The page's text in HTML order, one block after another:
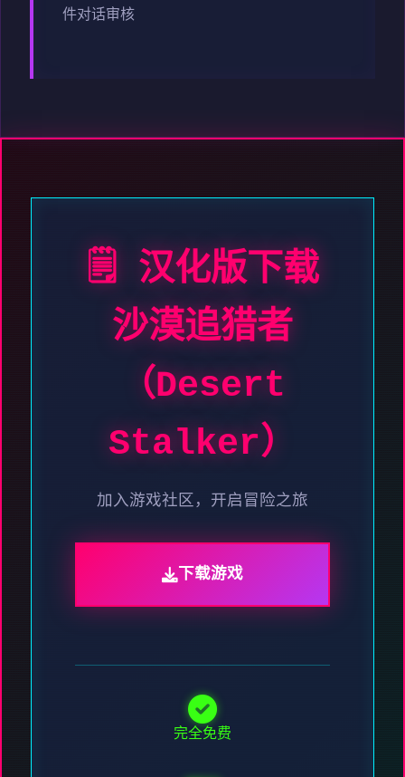
件对话审核
🗒️ 汉化版下载
沙漠追猎者
（Desert
Stalker）
加入游戏社区，开启冒险之旅
下载游戏
完全免费